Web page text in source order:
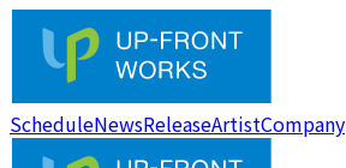
ScheduleNewsReleaseArtistCompany